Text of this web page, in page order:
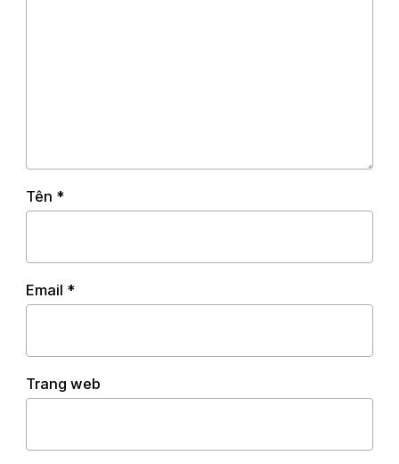
Tên *
Email *
Trang web